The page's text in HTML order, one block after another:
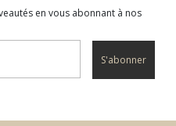
en vous abonnant à nos
S'abonner